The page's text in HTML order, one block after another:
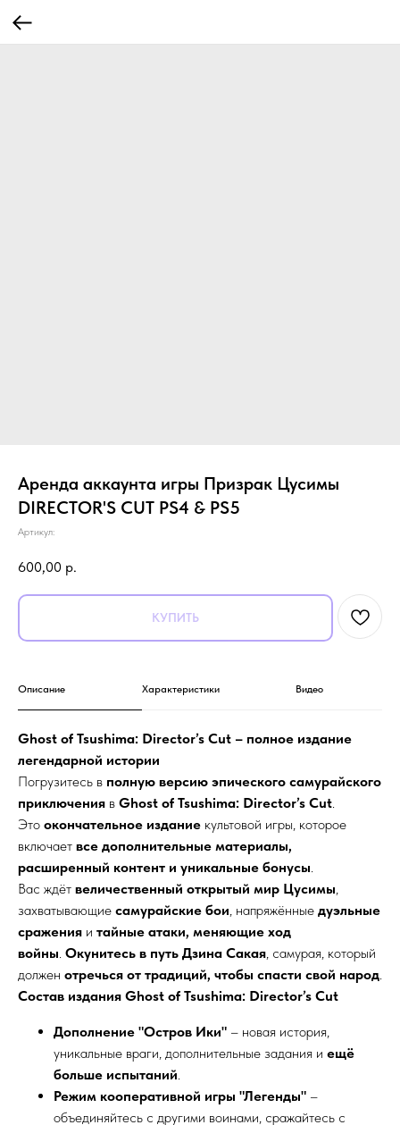
Аренда аккаунта игры Призрак Цусимы
DIRECTOR'S CUT PS4 & PS5
Артикул:
600,00 р.
КУПИТЬ
Описание Характеристики Видео
Ghost of Tsushima: Director’s Cut – полное издание
легендарной истории
Погрузитесь в полную версию эпического самурайского
приключения в Ghost of Tsushima: Director’s Cut.
Это окончательное издание культовой игры, которое
включает все дополнительные материалы,
расширенный контент и уникальные бонусы.
Вас ждёт величественный открытый мир Цусимы,
захватывающие самурайские бои, напряжённые дуэльные
сражения и тайные атаки, меняющие ход
войны. Окунитесь в путь Дзина Сакая, самурая, который
должен отречься от традиций, чтобы спасти свой народ.
Состав издания Ghost of Tsushima: Director’s Cut
Дополнение "Остров Ики" – новая история,
уникальные враги, дополнительные задания и ещё
больше испытаний.
Режим кооперативной игры "Легенды" –
объединяйтесь с другими воинами, сражайтесь с